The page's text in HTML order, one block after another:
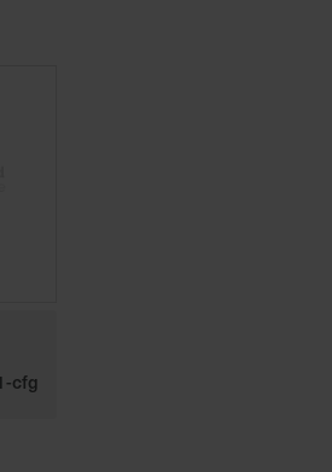
cfg